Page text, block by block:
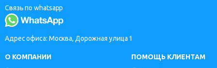
Связь по whatsapp
Адрес офиса: Москва, Дорожная улица 1
О КОМПАНИИ
ПОМОЩЬ КЛИЕНТАМ